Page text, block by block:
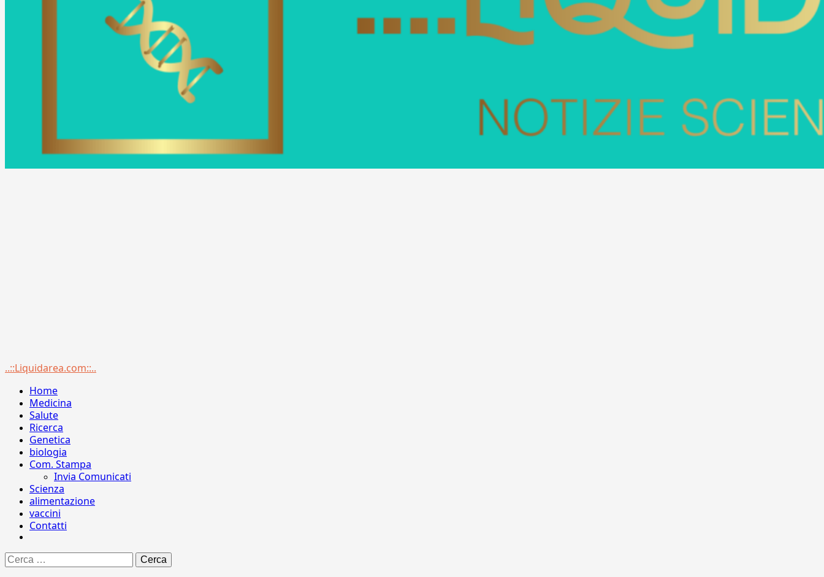
Menu
..::Liquidarea.com::..
Home
Medicina
Salute
Ricerca
Genetica
biologia
Com. Stampa
Invia Comunicati
Scienza
alimentazione
vaccini
Contatti
Ricerca
per: